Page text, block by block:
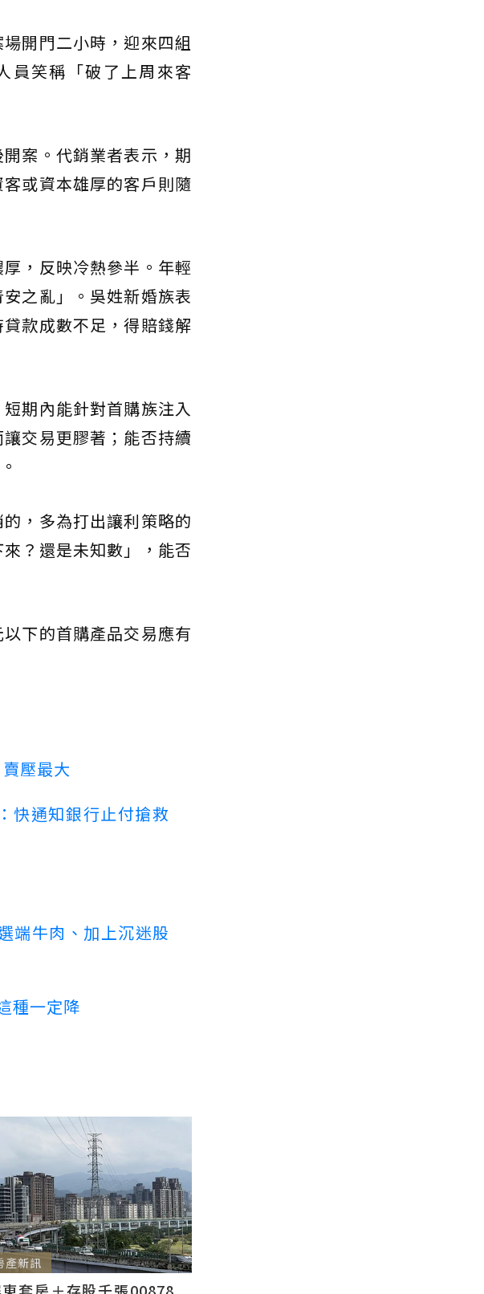
開門二小時，迎來四組
員笑稱「破了上周來客
案。代銷業者表示，期
或資本雄厚的客戶則隨
，反映冷熱參半。年輕
之亂」。吳姓新婚族表
款成數不足，得賠錢解
期內能針對首購族注入
交易更膠著；能否持續
，多為打出讓利策略的
？還是未知數」，能否
下的首購產品交易應有
壓最大
快通知銀行止付搶救
端牛肉、加上沉迷股
種一定降
產新訊
套房＋存股千張00878...